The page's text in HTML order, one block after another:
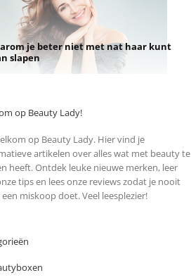
je beter niet met nat haar kunt
slapen
op Beauty Lady!
op Beauty Lady. Hier vind je
artikelen over alles wat met beauty te
heeft. Ontdek leuke nieuwe merken, leer
tips en lees onze reviews zodat je nooit
een miskoop doet. Veel leesplezier!